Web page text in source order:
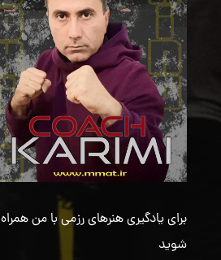
برای یادگیری هنرهای رزمی با من همراه
شوید